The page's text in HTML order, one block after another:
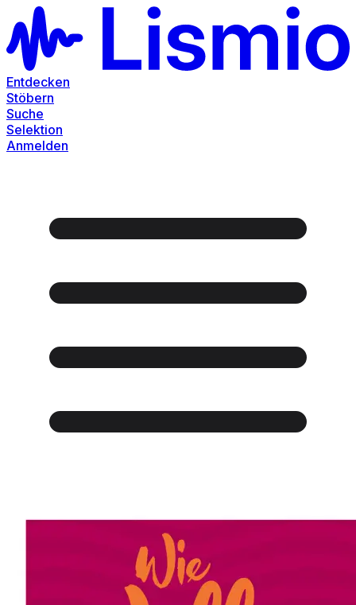
Entdecken
Stöbern
Suche
Selektion
Anmelden